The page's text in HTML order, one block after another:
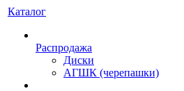
Каталог
Распродажа
Диски
АГШК (черепашки)